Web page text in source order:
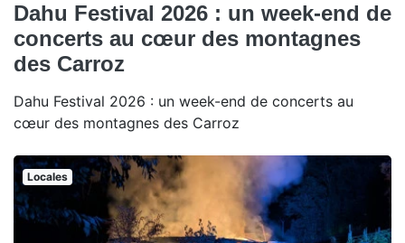
Dahu Festival 2026 : un week-end de
concerts au cœur des montagnes
des Carroz
Dahu Festival 2026 : un week-end de concerts au
cœur des montagnes des Carroz
Locales